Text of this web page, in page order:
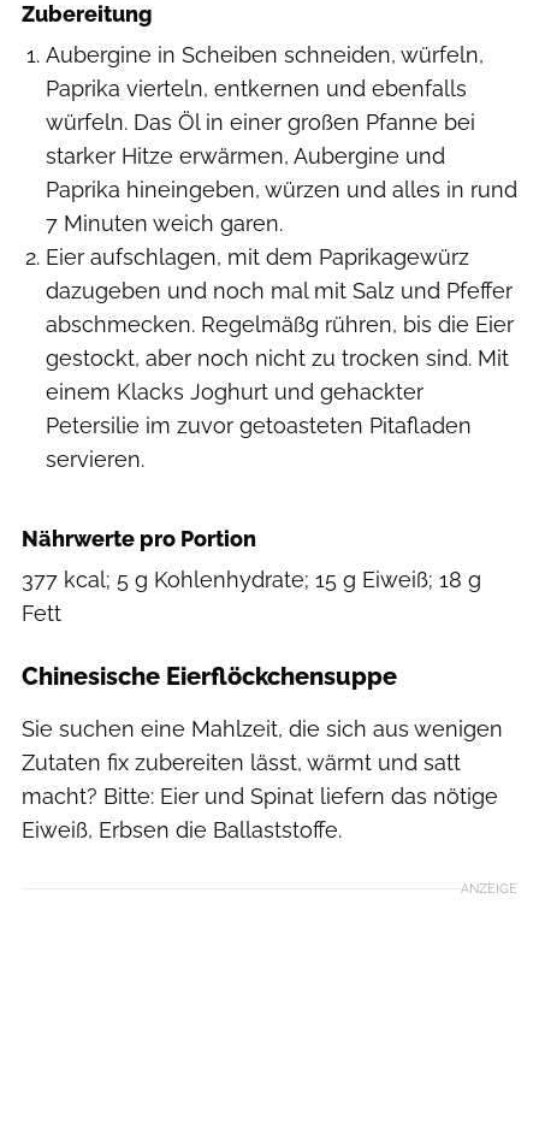
Zubereitung
Aubergine in Scheiben schneiden, würfeln,
Paprika vierteln, entkernen und ebenfalls
würfeln. Das Öl in einer großen Pfanne bei
starker Hitze erwärmen, Aubergine und
Paprika hineingeben, würzen und alles in rund
7 Minuten weich garen.
Eier aufschlagen, mit dem Paprikagewürz
dazugeben und noch mal mit Salz und Pfeffer
abschmecken. Regelmäßg rühren, bis die Eier
gestockt, aber noch nicht zu trocken sind. Mit
einem Klacks Joghurt und gehackter
Petersilie im zuvor getoasteten Pitafladen
servieren.
Nährwerte pro Portion
377 kcal; 5 g Kohlenhydrate; 15 g Eiweiß; 18 g
Fett
Chinesische Eierflöckchensuppe
Sie suchen eine Mahlzeit, die sich aus wenigen
Zutaten fix zubereiten lässt, wärmt und satt
macht? Bitte: Eier und Spinat liefern das nötige
Eiweiß, Erbsen die Ballaststoffe.
ANZEIGE